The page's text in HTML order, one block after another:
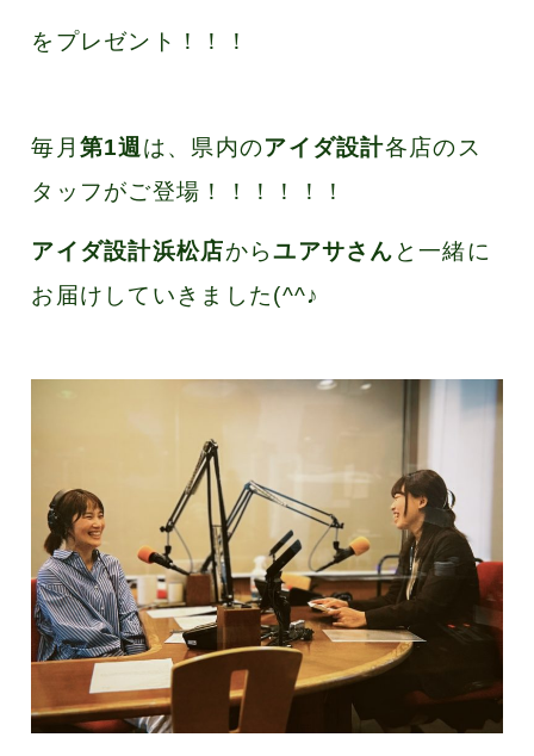
をプレゼント！！！
毎月 第1週は、県内のアイダ設計各店のス
タッフがご登場！！！！！！
アイダ設計浜松店からユアサさん と一緒に
お届けしていきました(^^♪